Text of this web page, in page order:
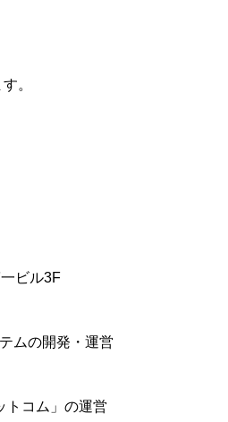
。
ビル3F
ムの開発・運営
ム」の運営